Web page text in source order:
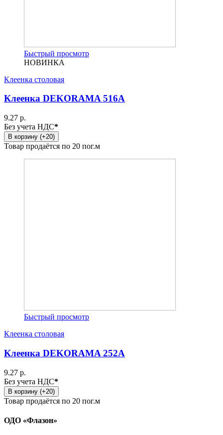
Быстрый просмотр
НОВИНКА
Клеенка столовая
Клеенка DEKORAMA 516А
9.27 р.
Без учета НДС*
В корзину (+20)
Товар продаётся по 20 пог.м
Быстрый просмотр
Клеенка столовая
Клеенка DEKORAMA 252A
9.27 р.
Без учета НДС*
В корзину (+20)
Товар продаётся по 20 пог.м
ОДО «Флазон»